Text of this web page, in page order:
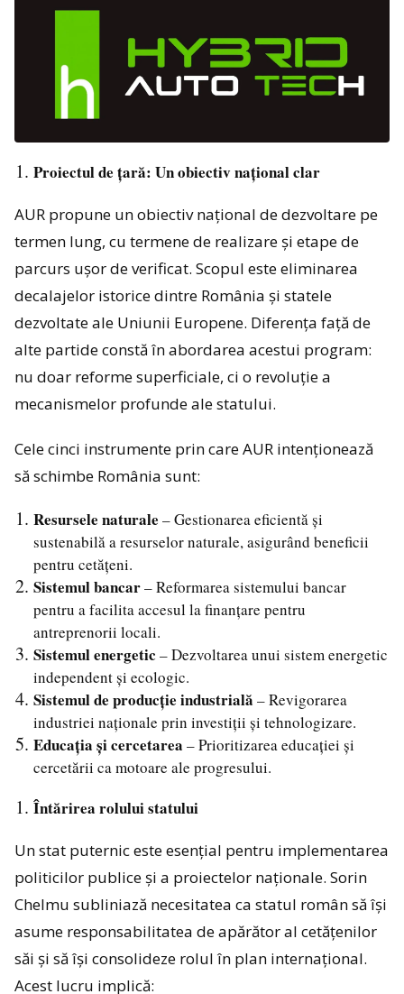
Proiectul de țară: Un obiectiv național clar
AUR propune un obiectiv național de dezvoltare pe
termen lung, cu termene de realizare și etape de
parcurs ușor de verificat. Scopul este eliminarea
decalajelor istorice dintre România și statele
dezvoltate ale Uniunii Europene. Diferența față de
alte partide constă în abordarea acestui program:
nu doar reforme superficiale, ci o revoluție a
mecanismelor profunde ale statului.
Cele cinci instrumente prin care AUR intenționează
să schimbe România sunt:
Resursele naturale – Gestionarea eficientă și
sustenabilă a resurselor naturale, asigurând beneficii
pentru cetățeni.
Sistemul bancar– Reformarea sistemului bancar
pentru a facilita accesul la finanțare pentru
antreprenorii locali.
Sistemul energetic – Dezvoltarea unui sistem energetic
independent și ecologic.
Sistemul de producție industrială – Revigorarea
industriei naționale prin investiții și tehnologizare.
Educația și cercetarea – Prioritizarea educației și
cercetării ca motoare ale progresului.
Întărirea rolului statului
Un stat puternic este esențial pentru implementarea
politicilor publice și a proiectelor naționale. Sorin
Chelmu subliniază necesitatea ca statul român să își
asume responsabilitatea de apărător al cetățenilor
săi și să își consolideze rolul în plan internațional.
Acest lucru implică: